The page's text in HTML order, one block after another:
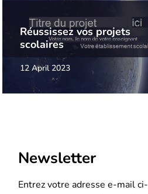
Réussissez vos projets
scolaires
12 April 2023
Newsletter
Entrez votre adresse e-mail ci-